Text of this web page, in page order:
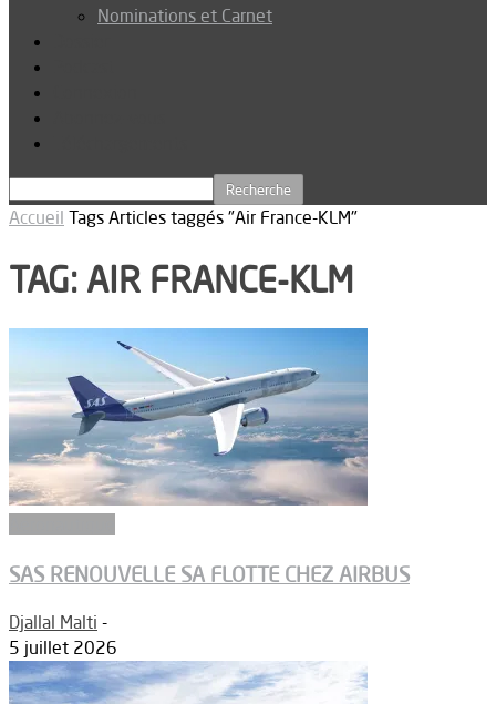
Nominations et Carnet
Accueil Tags Articles taggés "Air France-KLM"
TAG: AIR FRANCE-KLM
SAS RENOUVELLE SA FLOTTE CHEZ AIRBUS
Djallal Malti -
5 juillet 2026